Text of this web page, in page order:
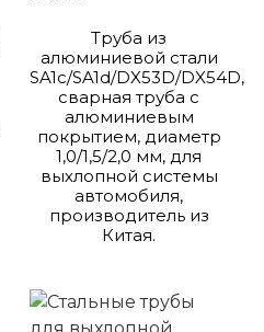
Труба из
алюминиевой стали
SA1c/SA1d/DX53D/DX54D,
сварная труба с
алюминиевым
покрытием, диаметр
1,0/1,5/2,0 мм, для
выхлопной системы
автомобиля,
производитель из
Китая.